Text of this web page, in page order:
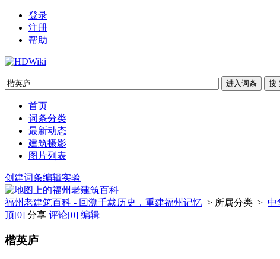
登录
注册
帮助
首页
词条分类
最新动态
建筑摄影
图片列表
创建词条编辑实验
福州老建筑百科 - 回溯千载历史，重建福州记忆 > 所属分类 > 中
顶[0] 分享 评论[0] 编辑
楷英庐